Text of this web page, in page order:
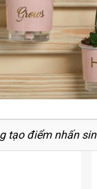
tạo điểm nhấn